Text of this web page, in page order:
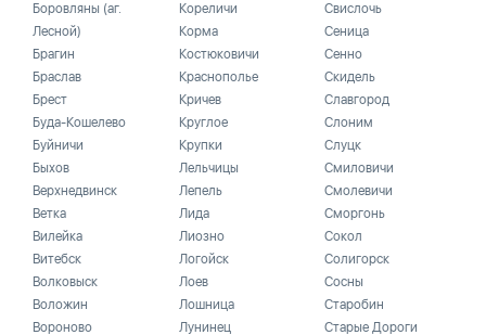
Боровляны (аг.
Лесной)
Брагин
Браслав
Брест
Буда-Кошелево
Буйничи
Быхов
Верхнедвинск
Ветка
Вилейка
Витебск
Волковыск
Воложин
Вороново
Кореличи
Корма
Костюковичи
Краснополье
Кричев
Круглое
Крупки
Лельчицы
Лепель
Лида
Лиозно
Логойск
Лоев
Лошница
Лунинец
Свислочь
Сеница
Сенно
Скидель
Славгород
Слоним
Слуцк
Смиловичи
Смолевичи
Сморгонь
Сокол
Солигорск
Сосны
Старобин
Старые Дороги